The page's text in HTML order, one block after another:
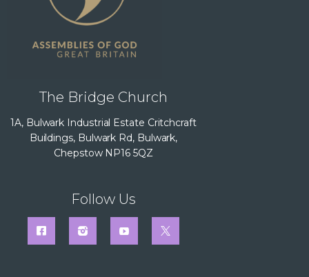
The Bridge Church
1A, Bulwark Industrial Estate Critchcraft
Buildings, Bulwark Rd, Bulwark,
Chepstow NP16 5QZ
Follow Us